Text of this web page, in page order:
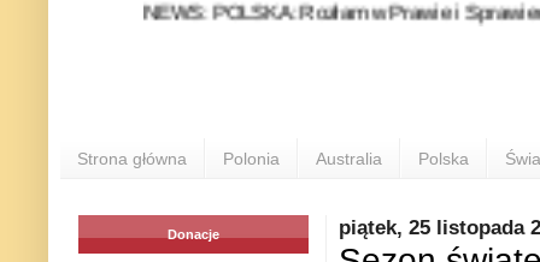
NEWS: POLSKA: Rozłam w Prawie i
Strona główna Polonia Australia Polska
piątek, 25 listopada
Donacje